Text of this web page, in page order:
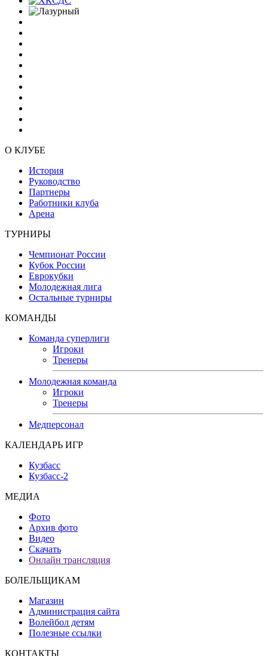
О КЛУБЕ
История
Руководство
Партнеры
Работники клуба
Арена
ТУРНИРЫ
Чемпионат России
Кубок России
Еврокубки
Молодежная лига
Остальные турниры
КОМАНДЫ
Команда суперлиги
Игроки
Тренеры
Молодежная команда
Игроки
Тренеры
Медперсонал
КАЛЕНДАРЬ ИГР
Кузбасс
Кузбасс-2
МЕДИА
Фото
Архив фото
Видео
Скачать
Онлайн трансляция
БОЛЕЛЬЩИКАМ
Магазин
Администрация сайта
Волейбол детям
Полезные ссылки
КОНТАКТЫ